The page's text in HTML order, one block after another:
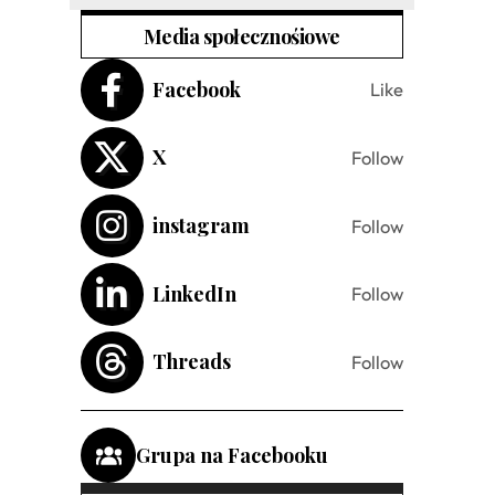
Media społecznośiowe
Facebook
Like
X Follow
instagram Follow
LinkedIn Follow
Threads Follow
Grupa na Facebooku